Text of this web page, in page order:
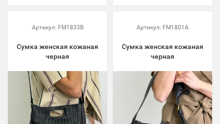
Артикул: FM1833B
Сумка женская кожаная
черная
Артикул: FM1801A
Сумка женская кожаная
черная